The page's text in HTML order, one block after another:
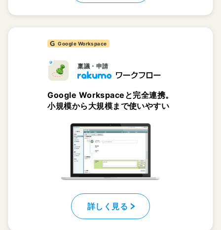
Google Workspace
稟議・申請
Google Workspaceと完全連携。
小規模から大規模まで使いやすい
詳しく見る